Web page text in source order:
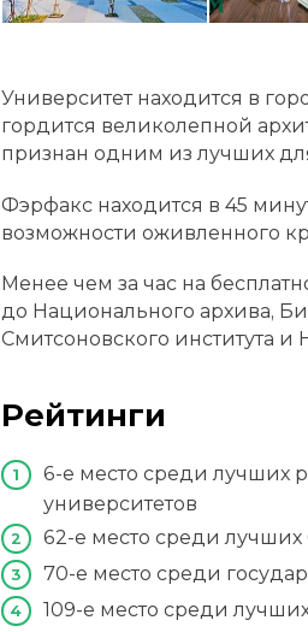
Университет находится в
гордится великолепной
признан одним из лучших
Фэрфакс находится в 45
возможности оживленного
Менее чем за час на
до Национального архива,
Смитсоновского института
Рейтинги
6-е место среди лучших
университетов
62-е место среди лучших
70-е место среди
109-е место среди